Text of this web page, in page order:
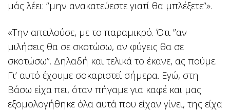
μάς λέει: ”μην ανακατεύεστε γιατί θα μπλέξετε”».
«Την απειλούσε, με το παραμικρό. Ότι ”αν
μιλήσεις θα σε σκοτώσω, αν φύγεις θα σε
σκοτώσω”. Δηλαδή και τελικά το έκανε, ας πούμε.
Γι’ αυτό έχουμε σοκαριστεί σήμερα. Εγώ, στη
Βάσω είχα πει, όταν πήγαμε για καφέ και μας
εξομολογήθηκε όλα αυτά που είχαν γίνει, της είχα